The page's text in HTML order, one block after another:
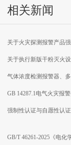
相关新闻
关于火灾探测报警产品
修订及执行点型火焰探
的通知
关于执行新版干粉灭火
关要求的通知
气体浓度检测报警器、
区别？
GB 14287.1电气火灾报
强制性认证与自愿性认
GB/T 46261-2025《电